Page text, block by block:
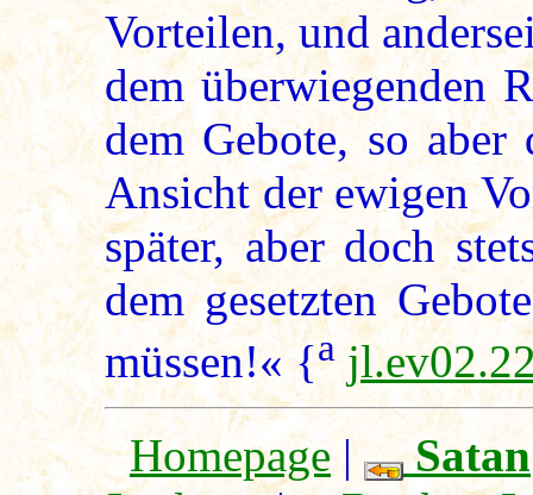
Vorteilen, und
dem überwiegenden
dem Gebote, so
Ansicht der ewigen
später, aber doch
dem gesetzten
müssen!« {a
Homepage| Satan